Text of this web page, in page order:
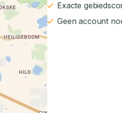
Exacte
Geen account